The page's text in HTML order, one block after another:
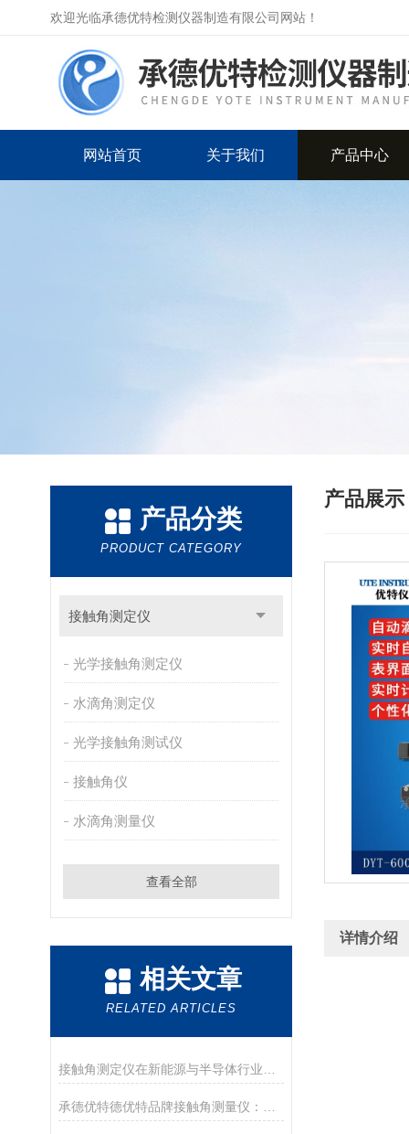
欢迎光临承德优特检测仪器制造有限公司网站！
网站首页 关于我们 产品中心
产品分类
PRODUCT CATEGORY
接触角测定仪
光学接触角测定仪
水滴角测定仪
光学接触角测试仪
接触角仪
水滴角测量仪
查看全部
相关文章
RELATED ARTICLES
产品展示
详情介绍